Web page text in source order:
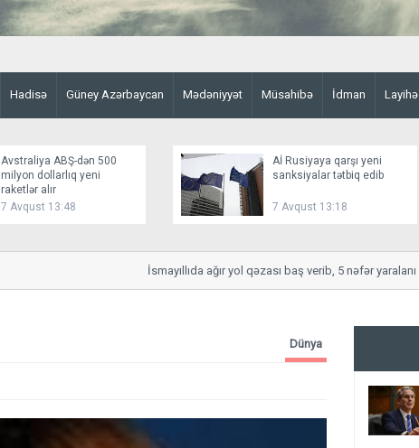
Hadisə Güney Azərbaycan Mədəniyyət Müsahibə İdman Layihə
Avstraliya ABŞ-dən 500
milyon dollarlıq yeni
raketlər alır
7 Avqust 13:48
Aİ Rusiyaya qarşı yeni
sanksiyalar tətbiq edib
7 Avqust 13:18
İsmayıllıda ağır yol qəzası baş verib, 5 nəfər yaralanıb
Dünya